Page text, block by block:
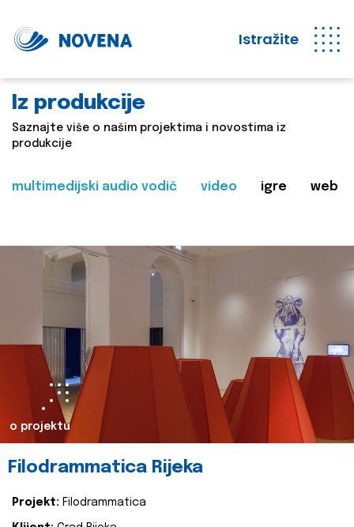
Istražite
Iz produkcije
Saznajte više o našim projektima i novostima iz
produkcije
multimedijski audio vodič video igre web
o projektu
Filodrammatica Rijeka
Projekt: Filodrammatica